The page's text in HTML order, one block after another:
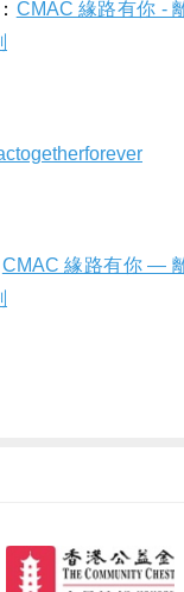
CMAC 緣路有你 -
CMAC 緣路有你 —